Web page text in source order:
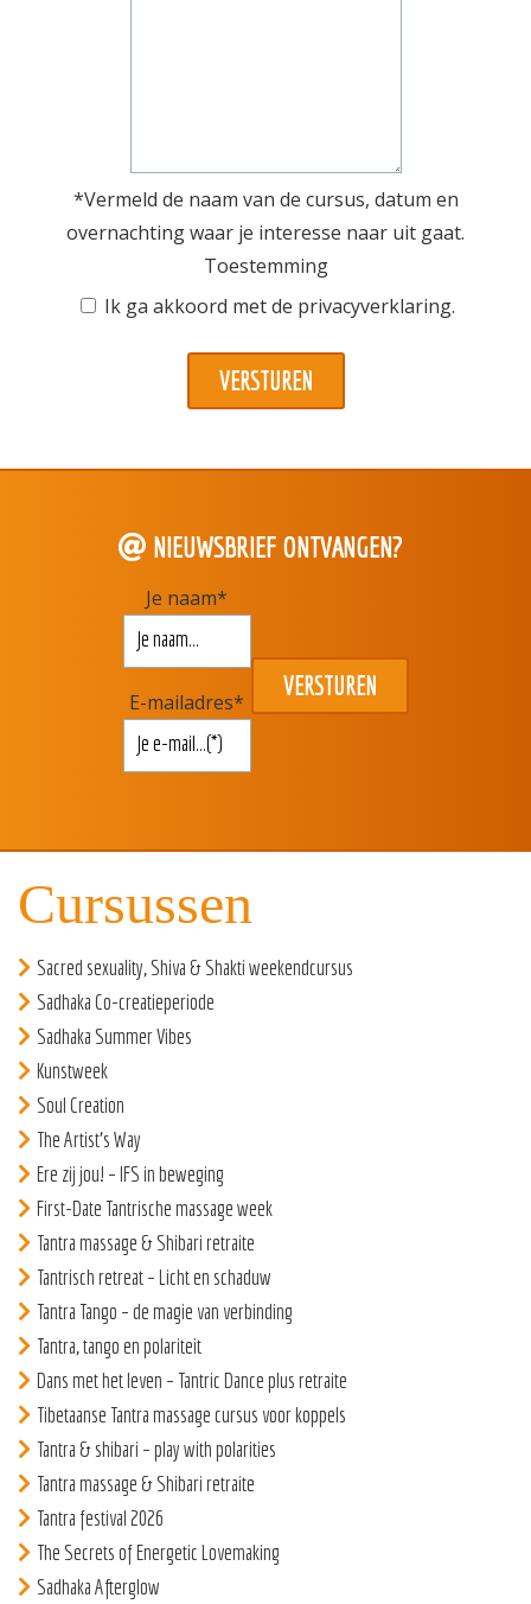
*Vermeld de naam van de cursus, datum en
overnachting waar je interesse naar uit gaat.
Toestemming
Ik ga akkoord met de privacyverklaring.
NIEUWSBRIEF ONTVANGEN?
Je naam*
E-mailadres*
Cursussen
Sacred sexuality, Shiva & Shakti weekendcursus
Sadhaka Co-creatieperiode
Sadhaka Summer Vibes
Kunstweek
Soul Creation
The Artist’s Way
Ere zij jou! – IFS in beweging
First-Date Tantrische massage week
Tantra massage & Shibari retraite
Tantrisch retreat – Licht en schaduw
Tantra Tango – de magie van verbinding
Tantra, tango en polariteit
Dans met het leven – Tantric Dance plus retraite
Tibetaanse Tantra massage cursus voor koppels
Tantra & shibari – play with polarities
Tantra massage & Shibari retraite
Tantra festival 2026
The Secrets of Energetic Lovemaking
Sadhaka Afterglow